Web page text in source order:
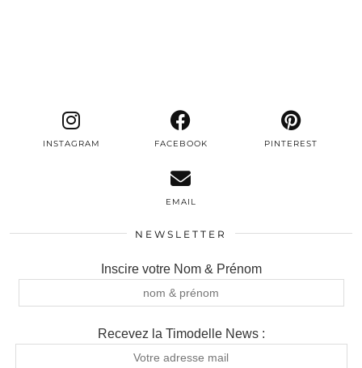
INSTAGRAM FACEBOOK PINTEREST
EMAIL
NEWSLETTER
Inscire votre Nom & Prénom
Recevez la Timodelle News :